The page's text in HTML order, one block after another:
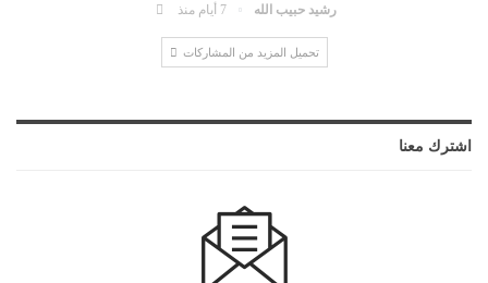
رشيد حبيب الله 7 أيام منذ
تحميل المزيد من المشاركات
اشترك معنا